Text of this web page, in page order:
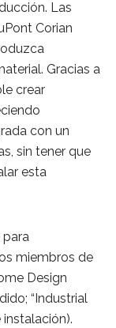
Las
Corian
Gracias a
crear
con un
sin tener que
esta
para
miembros de
Design
“Industrial
instalación).